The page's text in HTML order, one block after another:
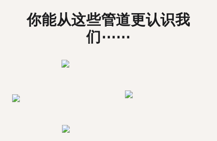
你能从这些管道更认识我
们⋯⋯